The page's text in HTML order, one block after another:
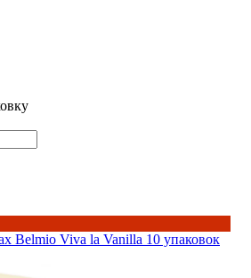
Belmio Viva la Vanilla 10 упаковок